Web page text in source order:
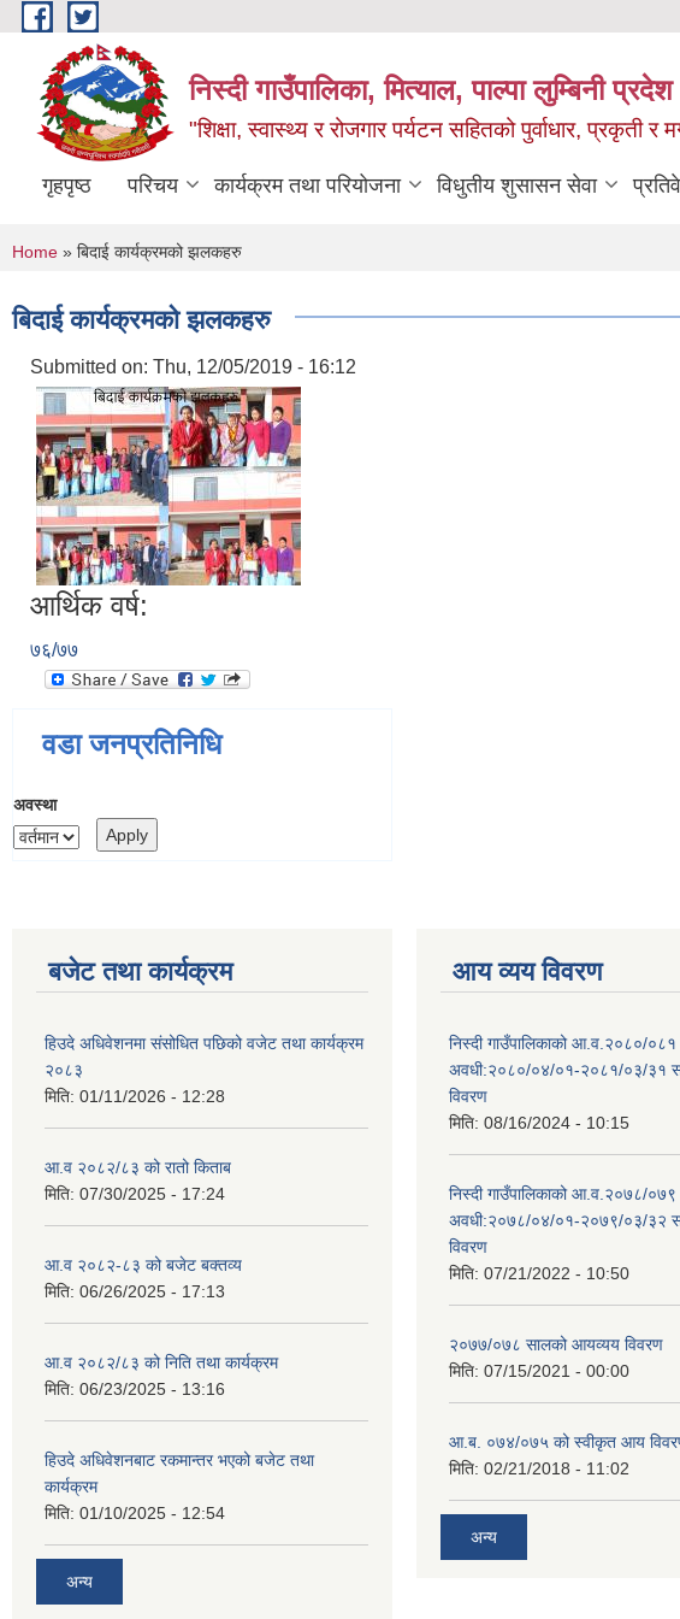
Skip to main content
निस्दी गाउँपालिका, मित्याल, पाल्पा लुम्बिनी प्रदेश
"शिक्षा, स्वास्थ्य र रोजगार पर्यटन सहितको पुर्वाधार, प्रकृती
गृहपृष्ठ परिचय कार्यक्रम तथा परियोजना विधुतीय शुसासन सेवा
You are here
Home » बिदाई कार्यक्रमको झलकहरु
बिदाई कार्यक्रमको झलकहरु
Submitted on: Thu, 12/05/2019 - 16:12
आर्थिक वर्ष:
७६/७७
वडा जनप्रतिनिधि
अवस्था
बजेट तथा कार्यक्रम
हिउदे अधिवेशनमा संसोधित पछिको वजेट तथा कार्यक्रम
२०८३
मिति: 01/11/2026 - 12:28
आ.व २०८२/८३ को रातो किताब
मिति: 07/30/2025 - 17:24
आ.व २०८२-८३ को बजेट बक्तव्य
मिति: 06/26/2025 - 17:13
आ.व २०८२/८३ को निति तथा कार्यक्रम
मिति: 06/23/2025 - 13:16
हिउदे अधिवेशनबाट रकमान्तर भएको बजेट तथा
कार्यक्रम
मिति: 01/10/2025 - 12:54
अन्य
आय व्यय विवरण
निस्दी गाउँपालिकाको आ.व.२०८०/०८१
अवधी:२०८०/०४/०१-२०८१/०३/३१
विवरण
मिति: 08/16/2024 - 10:15
निस्दी गाउँपालिकाको आ.व.२०७८/०७९
अवधी:२०७८/०४/०१-२०७९/०३/३२
विवरण
मिति: 07/21/2022 - 10:50
२०७७/०७८ सालको आयव्यय विवरण
मिति: 07/15/2021 - 00:00
आ.ब. ०७४/०७५ को स्वीकृत आय
मिति: 02/21/2018 - 11:02
अन्य